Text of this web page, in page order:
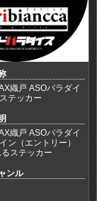
織戸 ASOパラダイ
テッカー
織戸 ASOパラダイ
ン（エントリー）
ステッカー
ンル